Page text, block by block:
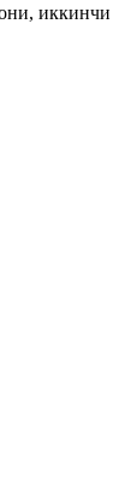
иккинчи